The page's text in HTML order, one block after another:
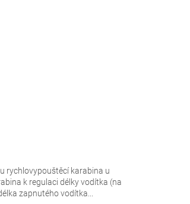
rychlovypouštěcí karabina u
k regulaci délky vodítka (na
zapnutého vodítka...